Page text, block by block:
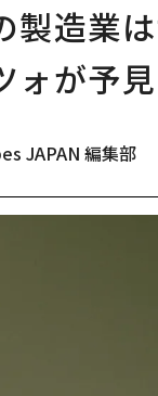
製造業
ォが予見
JAPAN 編集部